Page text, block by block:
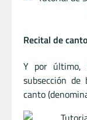
Recital de canto
Y por último,
subsección
canto